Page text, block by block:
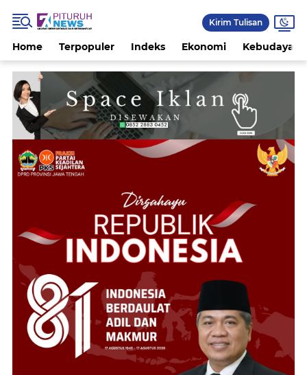
Kirim Tulisan
Home Terpopuler Indeks Ekonomi Kebudayaan